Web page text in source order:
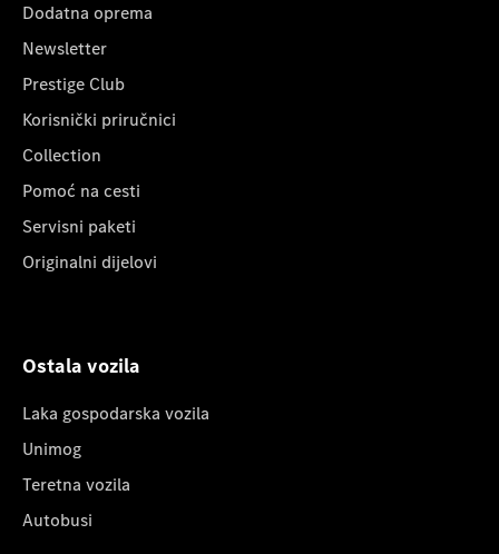
Dodatna oprema
Newsletter
Prestige Club
Korisnički priručnici
Collection
Pomoć na cesti
Servisni paketi
Originalni dijelovi
Ostala vozila
Laka gospodarska vozila
Unimog
Teretna vozila
Autobusi